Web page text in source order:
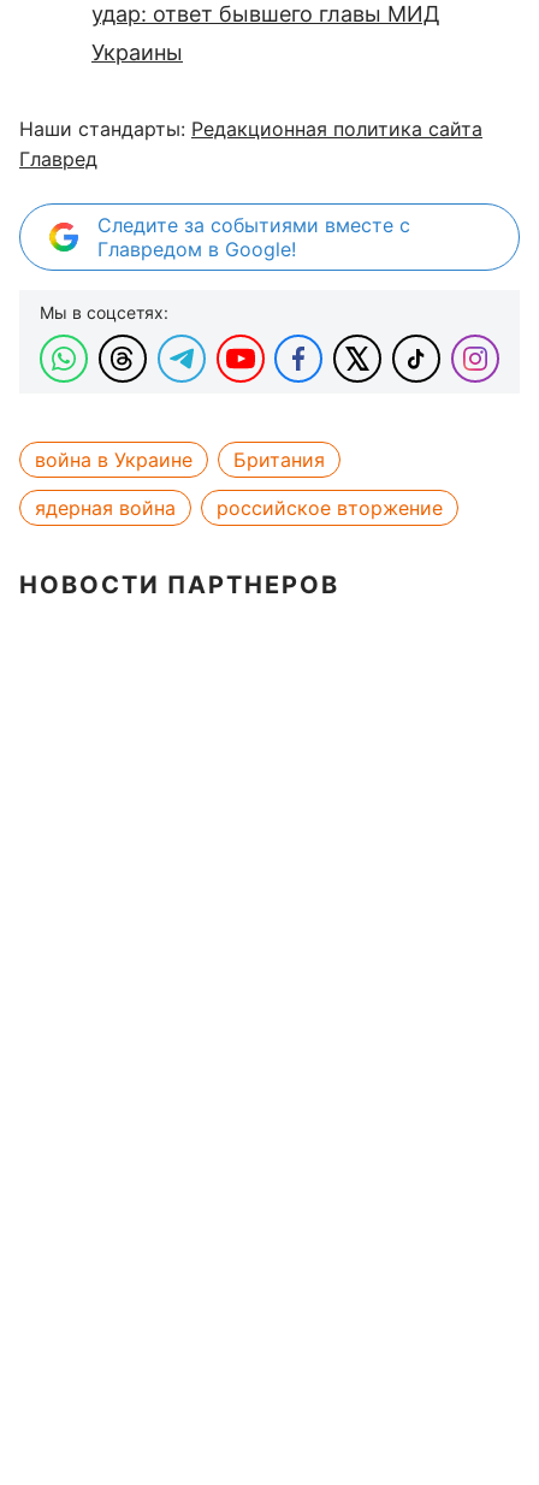
удар: ответ бывшего главы МИД
Украины
Наши стандарты: Редакционная политика сайта
Главред
Следите за событиями вместе с
Главредом в Google!
Мы в соцсетях:
война в Украине
Британия
ядерная война
российское вторжение
НОВОСТИ ПАРТНЕРОВ